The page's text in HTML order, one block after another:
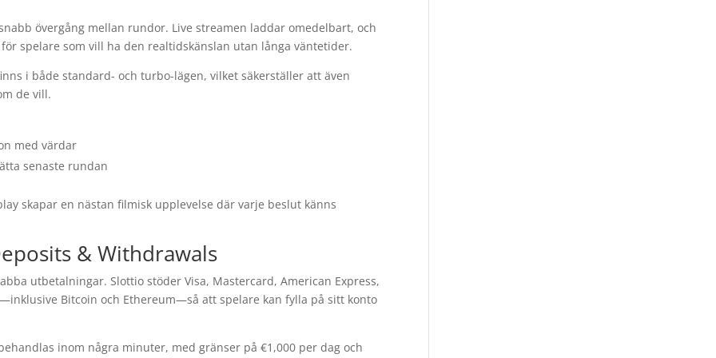
övergång mellan rundor. Live streamen laddar omedelbart, och
spelare som vill ha den realtidskänslan utan långa väntetider.
i både standard- och turbo-lägen, vilket säkerställer att även
de vill.
med värdar
senaste rundan
skapar en nästan filmisk upplevelse där varje beslut känns
& Withdrawals
utbetalningar. Slottio stöder Visa, Mastercard, American Express,
Bitcoin och Ethereum—så att spelare kan fylla på sitt konto
inom några minuter, med gränser på €1,000 per dag och